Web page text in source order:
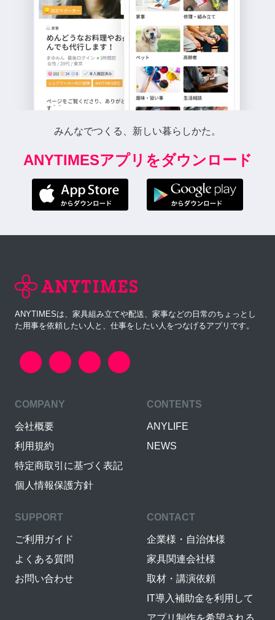
みんなでつくる、新しい暮らしかた。
ANYTIMESアプリをダウンロード
ANYTIMESは、家具組み立てや配送、家事などの日常のちょっとし
た用事を依頼したい人と、仕事をしたい人をつなげるアプリです。
COMPANY
会社概要
利用規約
特定商取引に基づく表記
個人情報保護方針
CONTENTS
ANYLIFE
NEWS
SUPPORT
ご利用ガイド
よくある質問
お問い合わせ
CONTACT
企業様・自治体様
家具関連会社様
取材・講演依頼
IT導入補助金を利用して
アプリ制作を希望される